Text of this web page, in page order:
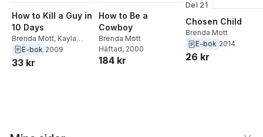
How to Kill a Guy in
10 Days
Brenda Mott, Kayla
Perrin
E-bok 2009
33 kr
How to Be a
Cowboy
Brenda Mott
Häftad, 2000
184 kr
Del 21
Chosen Child
Brenda Mott
E-bok 2014
26 kr